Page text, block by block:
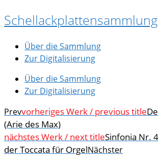
Zum
Inhalt
springen
Schellackplattensammlung
Über die Sammlung
Zur Digitalisierung
Über die Sammlung
Zur Digitalisierung
Prevvorheriges Werk / previous title
(Arie des Max)
nächstes Werk / next titleSinfonia Nr.
der Toccata für OrgelNächster